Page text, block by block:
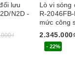
lưu
N2D -
Lò vi sóng
R-
mức công
- 22%